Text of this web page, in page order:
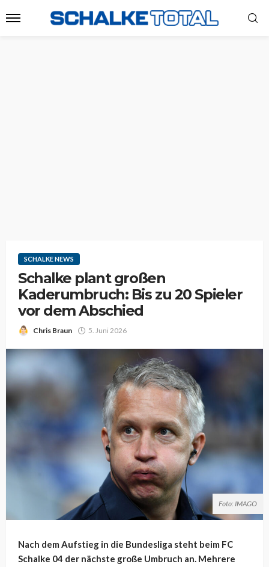
SCHALKE NEWS
Schalke plant großen
Kaderumbruch: Bis zu 20 Spieler
vor dem Abschied
Chris Braun 5. Juni 2026
Foto: IMAGO
Nach dem Aufstieg in die Bundesliga steht beim FC
Schalke 04 der nächste große Umbruch an. Mehrere